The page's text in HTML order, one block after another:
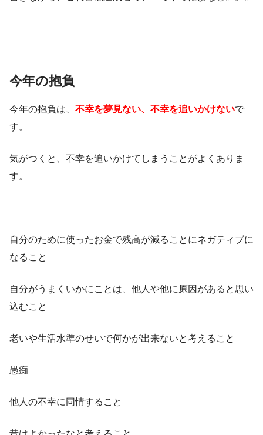
今年の抱負
今年の抱負は、 不幸を夢見ない、不幸を追いかけないで
す。
気がつくと、不幸を追いかけてしまうことがよくありま
す。
自分のために使ったお金で残高が減ることにネガティブに
なること
自分がうまくいかにことは、他人や他に原因があると思い
込むこと
老いや生活水準のせいで何かが出来ないと考えること
愚痴
他人の不幸に同情すること